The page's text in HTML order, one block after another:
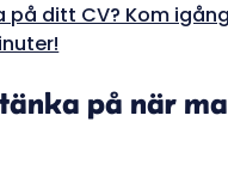
ditt CV? Kom
på när